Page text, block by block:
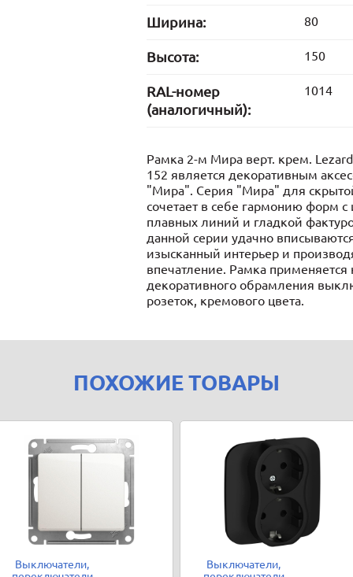
Ширина: 80
Высота: 150
RAL-номер
(аналогичный):
1014
Рамка 2-м Мира верт. крем.
152 является декоративным
"Мира". Серия "Мира" для
сочетает в себе гармонию форм
плавных линий и гладкой
данной серии удачно
изысканный интерьер и
впечатление. Рамка применяется
декоративного обрамления
розеток, кремового цвета.
ПОХОЖИЕ ТОВАРЫ
Выключатели,
Выключатели,